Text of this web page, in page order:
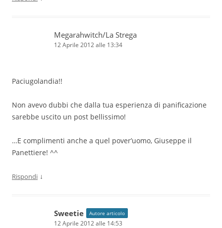
Megarahwitch/La Strega
12 Aprile 2012 alle 13:34
Paciugolandia!!
Non avevo dubbi che dalla tua esperienza di panificazione
sarebbe uscito un post bellissimo!
…E complimenti anche a quel pover’uomo, Giuseppe il
Panettiere! ^^
Rispondi ↓
Sweetie Autore articolo
12 Aprile 2012 alle 14:53